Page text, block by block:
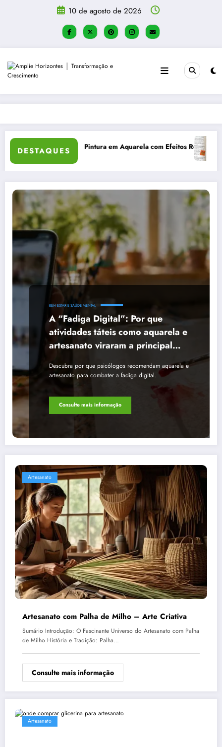
10 de agosto de 2026
DESTAQUES
Bullet Journal: organização, flexibilidade e criatividade Como
BEM-ESTAR E SAÚDE MENTAL
A “Fadiga Digital”: Por que
atividades táteis como aquarela e
artesanato viraram a principal
Descubra por que psicólogos recomendam aquarela e
artesanato para combater a fadiga digital.
Consulte mais informação
Artesanato
Artesanato com Palha de Milho – Arte Criativa
Sumário Introdução: O Fascinante Universo do Artesanato com Palha
de Milho História e Tradição: Palha…
Consulte mais informação
Artesanato